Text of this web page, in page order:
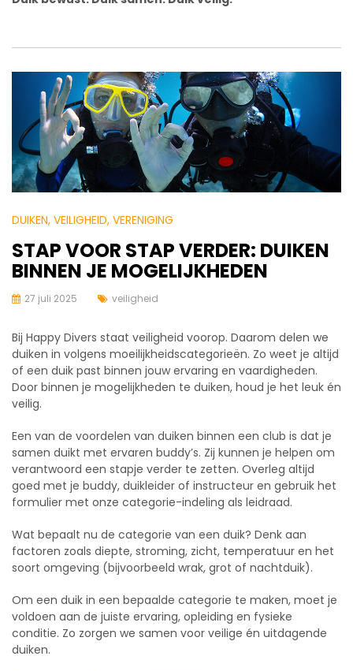
DUIKEN, VEILIGHEID, VERENIGING
STAP VOOR STAP VERDER: DUIKEN
BINNEN JE MOGELIJKHEDEN
27 juli 2025 veiligheid
Bij Happy Divers staat veiligheid voorop. Daarom delen we
duiken in volgens moeilijkheidscategorieën. Zo weet je altijd
of een duik past binnen jouw ervaring en vaardigheden.
Door binnen je mogelijkheden te duiken, houd je het leuk én
veilig.
Een van de voordelen van duiken binnen een club is dat je
samen duikt met ervaren buddy’s. Zij kunnen je helpen om
verantwoord een stapje verder te zetten. Overleg altijd
goed met je buddy, duikleider of instructeur en gebruik het
formulier met onze categorie-indeling als leidraad.
Wat bepaalt nu de categorie van een duik? Denk aan
factoren zoals diepte, stroming, zicht, temperatuur en het
soort omgeving (bijvoorbeeld wrak, grot of nachtduik).
Om een duik in een bepaalde categorie te maken, moet je
voldoen aan de juiste ervaring, opleiding en fysieke
conditie. Zo zorgen we samen voor veilige én uitdagende
duiken.